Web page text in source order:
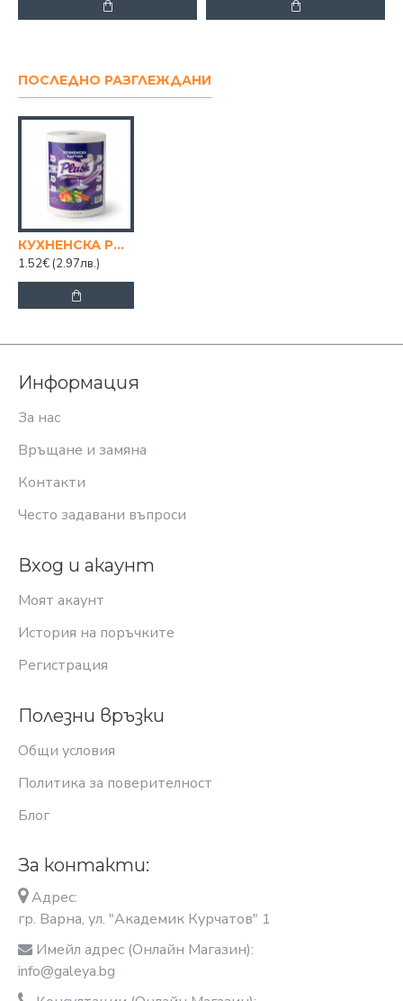
ПОСЛЕДНО РАЗГЛЕЖДАНИ
КУХНЕНСКА РОЛКА PLUSH
1.52€ (2.97лв.)
Информация
За нас
Връщане и замяна
Контакти
Често задавани въпроси
Вход и акаунт
Моят акаунт
История на поръчките
Регистрация
Полезни връзки
Общи условия
Политика за поверителност
Блог
За контакти:
Адрес:
гр. Варна, ул. "Академик Курчатов" 1
Имейл адрес (Онлайн Магазин):
info@galeya.bg